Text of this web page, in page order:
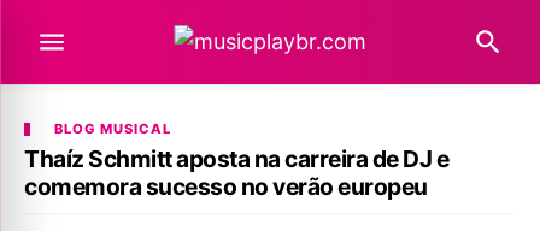
BLOG MUSICAL
Thaíz Schmitt aposta na carreira de DJ e
comemora sucesso no verão europeu